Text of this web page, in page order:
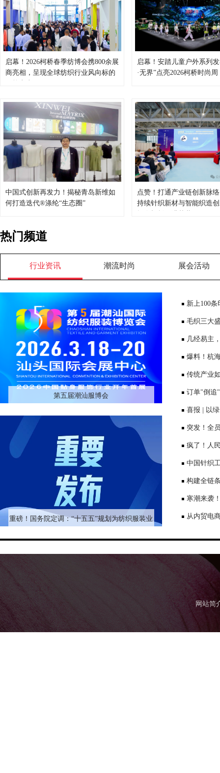
启幕！2026柯桥春季纺博会携800余展
商亮相，呈现全球纺织行业风向标的
启幕！安踏儿童户外系列
·无界”点亮2026柯桥时尚
中国式创新再发力！揭秘青岛新维如
何打造迭代®涤纶“生态圈”
点赞！打通产业链创新脉
持续针织新材与智能织造
热门频道
行业资讯 潮流时尚 展会活动
第五届潮汕服博会
重磅！国务院定调：“十五五”规划为纺织服装业
新上100
新材料项目
毛织三大
领产业价值
几经易主
美元债务
爆料！杭
底跑去哪了
传统产业
订单"倒追
饽饽"
喜报 | 以
WFFTZ全
突发！全
放假至明年
疯了！人
遭更大挑战
中国针织
八届理事会
构建全链
码寒潮来袭
58万？
从内贸电
网站简